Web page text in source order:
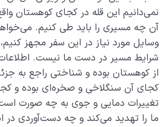
آیا قرآن منشور خلقت است؟ رابطۀ میان
مخلوقات چیست؟
رابطه قرآن با نفس ما چیست؟ آیا
بفهمیم؟
نقش پیامبران در حرکت انسانی ما
نقش از کجا مشخص می‌شود؟
نمی‌دانیم این قله در کجای کوهستان
آن چه مسیری را باید طی کنیم.
وسایل مورد نیاز در این سفر مجهز
شرایط مسیر در دست ما نیست.
از کوهستان بوده و شناختی راجع به
کجای آن سنگلاخی و صخره‌ای بوده و
تغییرات دمایی و جوی به چه صورت
ما را تهدید می‌کند و چه دست‌آوردی در